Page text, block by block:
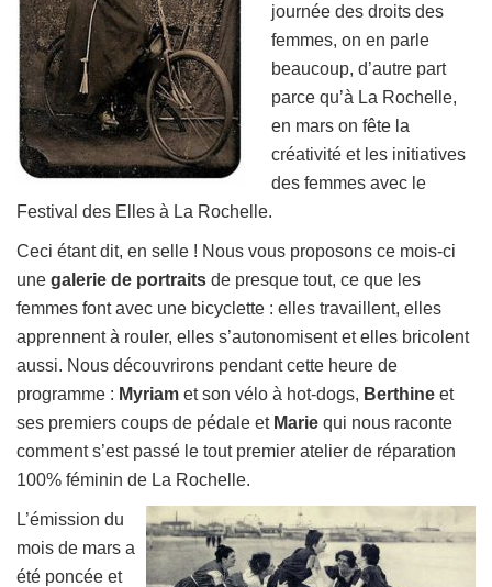
journée des droits des
femmes, on en parle
beaucoup, d’autre part
parce qu’à La Rochelle,
en mars on fête la
créativité et les initiatives
des femmes avec le
Festival des Elles à La Rochelle.
Ceci étant dit, en selle ! Nous vous proposons ce mois-ci
une galerie de portraits de presque tout, ce que les
femmes font avec une bicyclette : elles travaillent, elles
apprennent à rouler, elles s’autonomisent et elles bricolent
aussi. Nous découvrirons pendant cette heure de
programme : Myriam et son vélo à hot-dogs, Berthine et
ses premiers coups de pédale et Marie qui nous raconte
comment s’est passé le tout premier atelier de réparation
100% féminin de La Rochelle.
L’émission du
mois de mars a
été poncée et